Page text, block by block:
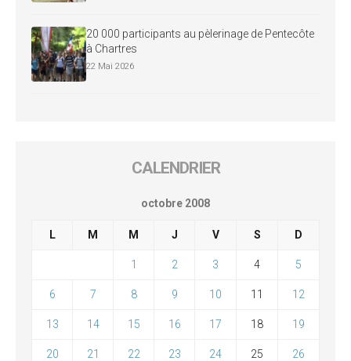
20 000 participants au pèlerinage de Pentecôte
à Chartres
22 Mai 2026
CALENDRIER
octobre 2008
L M M J V S D
1 2 3 4 5
6 7 8 9 10 11 12
13 14 15 16 17 18 19
20 21 22 23 24 25 26